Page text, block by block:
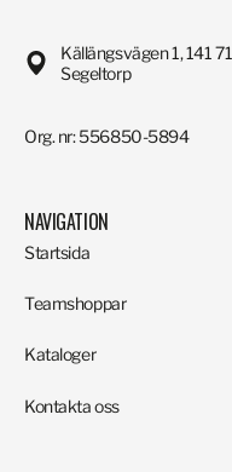
Källängsvägen 1, 141 71
Segeltorp
Org. nr: 556850-5894
NAVIGATION
Startsida
Teamshoppar
Kataloger
Kontakta oss